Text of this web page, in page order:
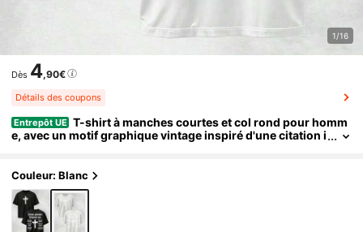
1/16
Dès 4,90€
Détails des coupons
Entrepôt UE T-shirt à manches courtes et col rond pour homm
e, avec un motif graphique vintage inspiré d'une citation i
Couleur: Blanc